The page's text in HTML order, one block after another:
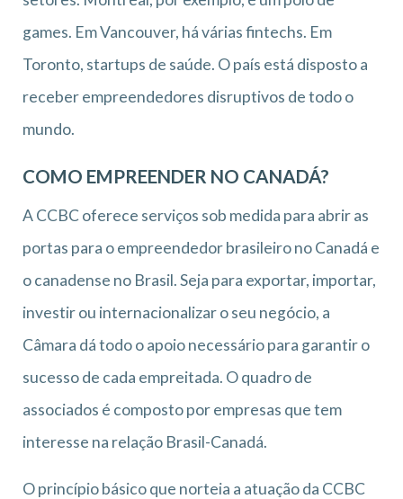
games. Em Vancouver, há várias fintechs. Em
Toronto, startups de saúde. O país está disposto a
receber empreendedores disruptivos de todo o
mundo.
COMO EMPREENDER NO CANADÁ?
A CCBC oferece serviços sob medida para abrir as
portas para o empreendedor brasileiro no Canadá e
o canadense no Brasil. Seja para exportar, importar,
investir ou internacionalizar o seu negócio, a
Câmara dá todo o apoio necessário para garantir o
sucesso de cada empreitada. O quadro de
associados é composto por empresas que tem
interesse na relação Brasil-Canadá.
O princípio básico que norteia a atuação da CCBC